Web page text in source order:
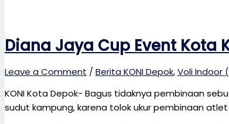
Diana Jaya Cup Event Kota
Leave a Comment /Berita KONI Depok,Voli Indoor
KONI Kota Depok- Bagus tidaknya pembinaan
sudut kampung, karena tolok ukur pembinaan